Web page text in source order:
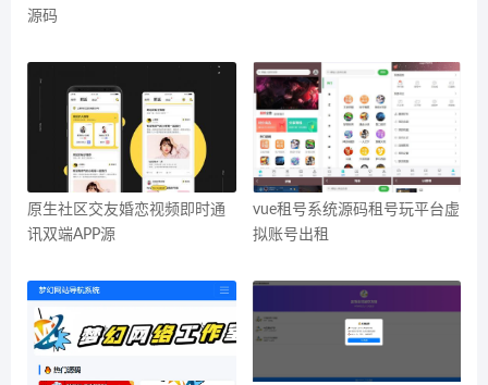
源码
原生社区交友婚恋视频即时通
讯双端APP源
vue租号系统源码租号玩平台虚
拟账号出租